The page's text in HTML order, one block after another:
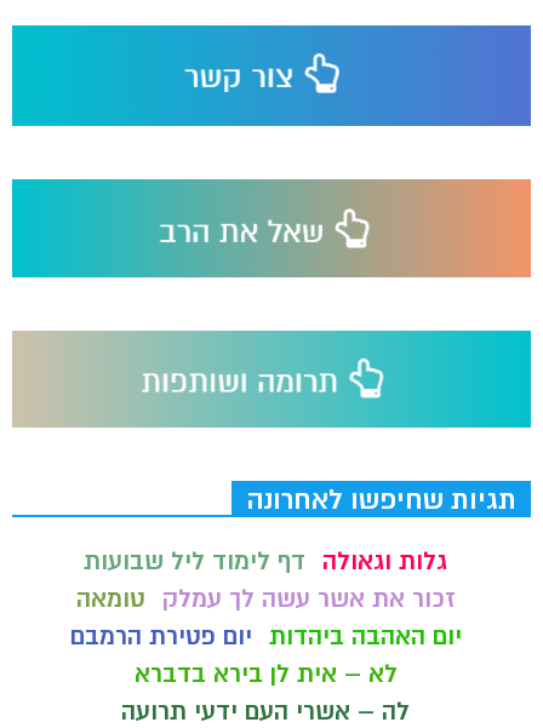
תגיות שחיפשו לאחרונה
גלות וגאולה
דף לימוד ליל שבועות
זכור את אשר עשה לך עמלק
טומאה
יום האהבה ביהדות יום פטירת הרמבם
לא – אית לן בירא בדברא
לה – אשרי העם ידעי תרועה